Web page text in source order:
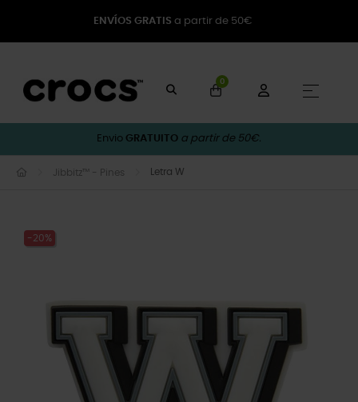
ENVÍOS GRATIS a partir de 50€
0
☰
Envio GRATUITO a partir de 50€.
Jibbitz™ - Pines Letra W
-20%